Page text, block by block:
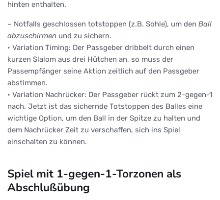
hinten enthalten.
– Notfalls geschlossen totstoppen (z.B. Sohle), um den Ball
abzuschirmen und zu sichern.
• Variation Timing: Der Passgeber dribbelt durch einen
kurzen Slalom aus drei Hütchen an, so muss der
Passempfänger seine Aktion zeitlich auf den Passgeber
abstimmen.
• Variation Nachrücker: Der Passgeber rückt zum 2-gegen-1
nach. Jetzt ist das sichernde Totstoppen des Balles eine
wichtige Option, um den Ball in der Spitze zu halten und
dem Nachrücker Zeit zu verschaffen, sich ins Spiel
einschalten zu können.
Spiel mit 1-gegen-1-Torzonen als
Abschlußübung